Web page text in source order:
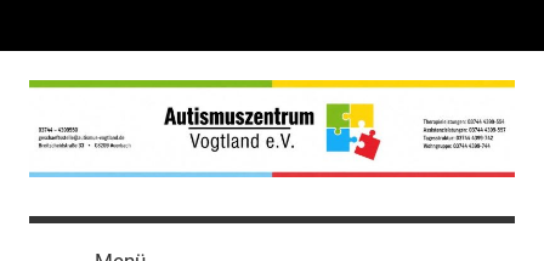
springen
autismus